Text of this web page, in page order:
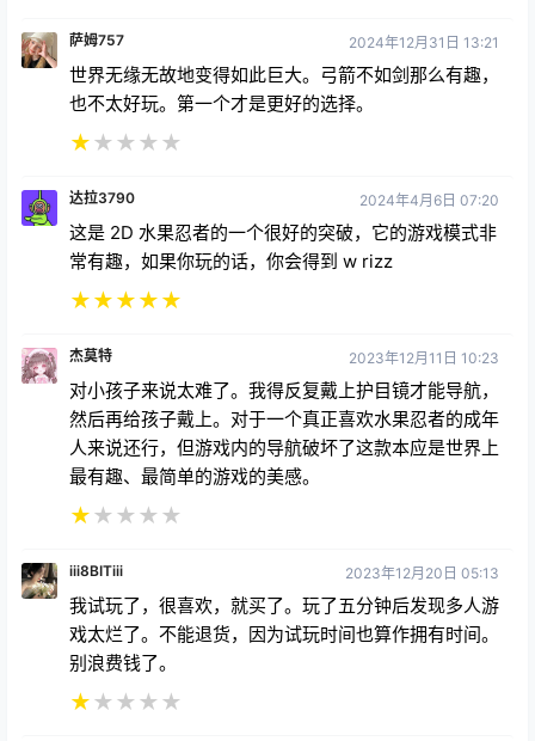
萨姆757 2024年12月31日 13:21
世界无缘无故地变得如此巨大。弓箭不如剑那么有趣，
也不太好玩。第一个才是更好的选择。
★★ ★ ★ ★
达拉3790 2024年4月6日 07:20
这是 2D 水果忍者的一个很好的突破，它的游戏模式非
常有趣，如果你玩的话，你会得到 w rizz
★★★★★
杰莫特 2023年12月11日 10:23
对小孩子来说太难了。我得反复戴上护目镜才能导航，
然后再给孩子戴上。对于一个真正喜欢水果忍者的成年
人来说还行，但游戏内的导航破坏了这款本应是世界上
最有趣、最简单的游戏的美感。
★★ ★ ★ ★
iii8BITiii 2023年12月20日 05:13
我试玩了，很喜欢，就买了。玩了五分钟后发现多人游
戏太烂了。不能退货，因为试玩时间也算作拥有时间。
别浪费钱了。
★★ ★ ★ ★